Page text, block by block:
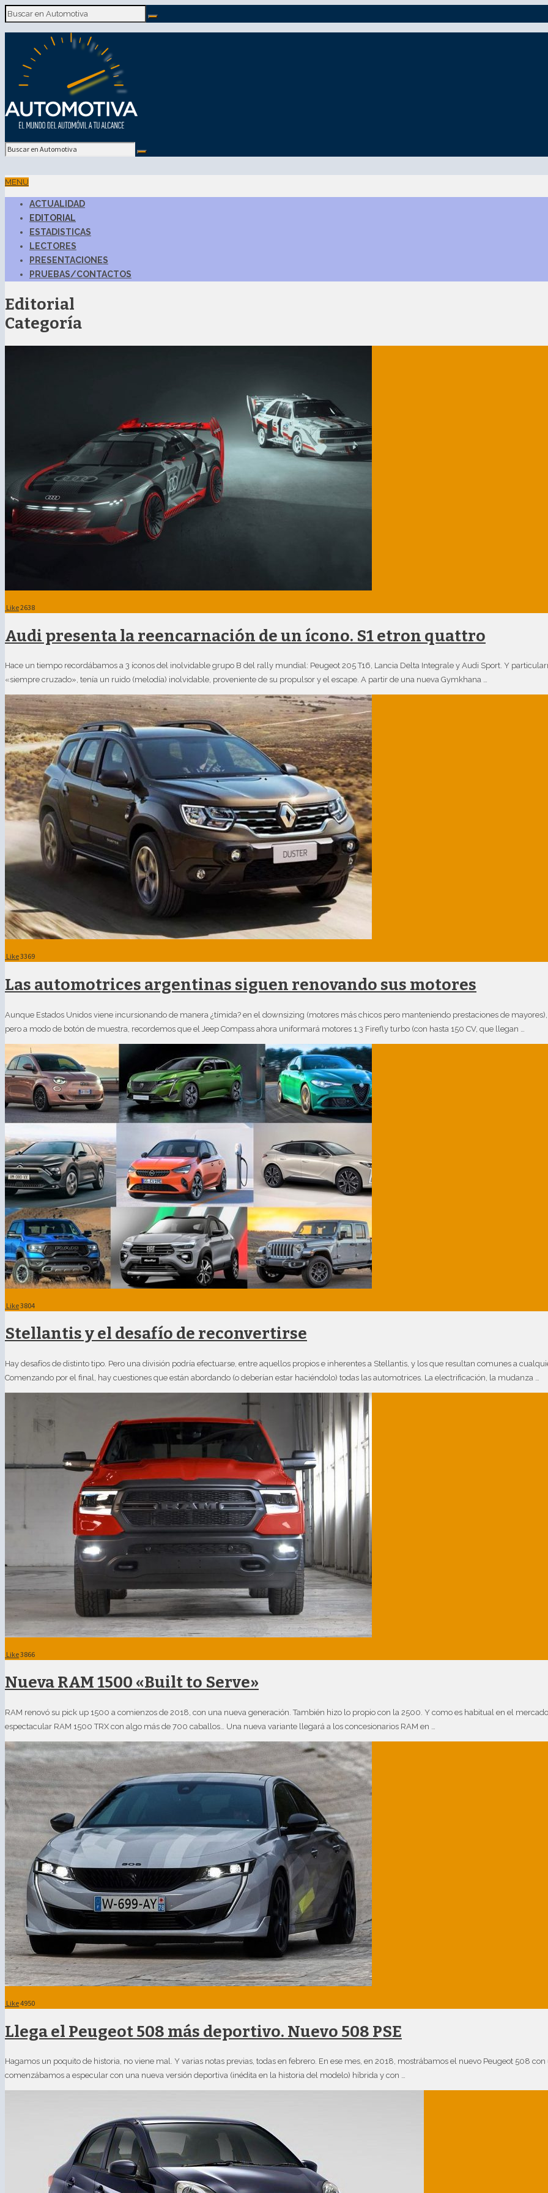
MENU
ACTUALIDAD
EDITORIAL
ESTADISTICAS
LECTORES
PRESENTACIONES
PRUEBAS/CONTACTOS
Editorial
Categoría
Like2638
Audi presenta la reencarnación de un ícono. S1 etron quattro
Hace un tiempo recordábamos a 3 íconos del inolvidable grupo B del rally mundial: Peugeot 205 T16, Lancia Delta Integrale y Audi Sport. Y
«siempre cruzado», tenía un ruido (melodía) inolvidable, proveniente de su propulsor y el escape. A partir de una nueva Gymkhana …
Like3369
Las automotrices argentinas siguen renovando sus motores
Aunque Estados Unidos viene incursionando de manera ¿tímida? en el downsizing (motores más chicos pero manteniendo prestaciones de
pero a modo de botón de muestra, recordemos que el Jeep Compass ahora uniformará motores 1.3 Firefly turbo (con hasta 150 CV, que llegan …
Like3804
Stellantis y el desafío de reconvertirse
Hay desafíos de distinto tipo. Pero una división podría efectuarse, entre aquellos propios e inherentes a Stellantis, y los que resultan comunes a
Comenzando por el final, hay cuestiones que están abordando (o deberían estar haciéndolo) todas las automotrices. La electrificación, la mudanza …
Like3866
Nueva RAM 1500 «Built to Serve»
RAM renovó su pick up 1500 a comienzos de 2018, con una nueva generación. También hizo lo propio con la 2500. Y como es habitual en el
espectacular RAM 1500 TRX con algo más de 700 caballos… Una nueva variante llegará a los concesionarios RAM en …
Like4950
Llega el Peugeot 508 más deportivo. Nuevo 508 PSE
Hagamos un poquito de historia, no viene mal. Y varias notas previas, todas en febrero. En ese mes, en 2018, mostrábamos el nuevo Peugeot 508
comenzábamos a especular con una nueva versión deportiva (inédita en la historia del modelo) híbrida y con …